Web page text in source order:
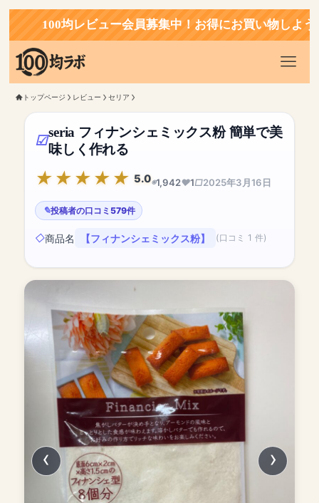
100均レビュー会員募集中！お得にお買い物しよう！
トップページ レビュー セリア
seria フィナンシェミックス粉 簡単で美
味しく作れる
5.0 1,942 1 2025年3月16日
投稿者の口コミ579件
商品名 【フィナンシェミックス粉】 (口コミ 1 件)